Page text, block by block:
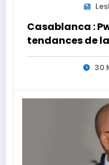
Casablanca :
tendances de la
30